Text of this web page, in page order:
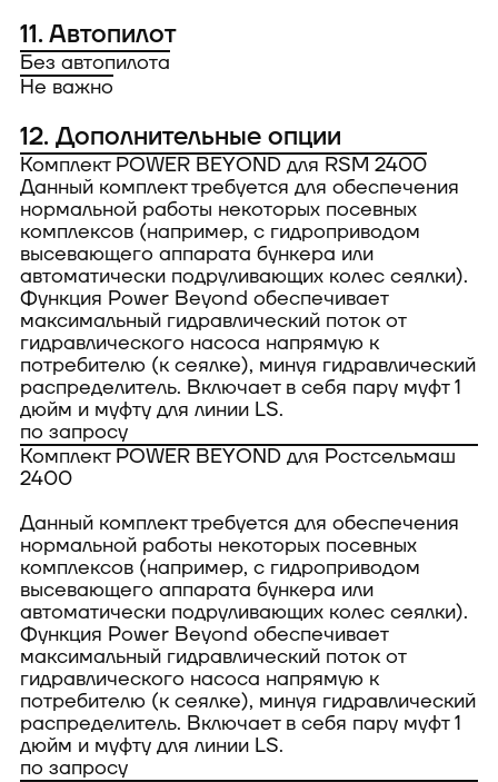
11. Автопилот
Без автопилота
Не важно
12. Дополнительные опции
Комплект POWER BEYOND для RSM 2400
Данный комплект требуется для обеспечения
нормальной работы некоторых посевных
комплексов (например, с гидроприводом
высевающего аппарата бункера или
автоматически подруливающих колес сеялки).
Функция Power Beyond обеспечивает
максимальный гидравлический поток от
гидравлического насоса напрямую к
потребителю (к сеялке), минуя гидравлический
распределитель. Включает в себя пару муфт 1
дюйм и муфту для линии LS.
по запросу
Комплект POWER BEYOND для Ростсельмаш
2400
Данный комплект требуется для обеспечения
нормальной работы некоторых посевных
комплексов (например, с гидроприводом
высевающего аппарата бункера или
автоматически подруливающих колес сеялки).
Функция Power Beyond обеспечивает
максимальный гидравлический поток от
гидравлического насоса напрямую к
потребителю (к сеялке), минуя гидравлический
распределитель. Включает в себя пару муфт 1
дюйм и муфту для линии LS.
по запросу